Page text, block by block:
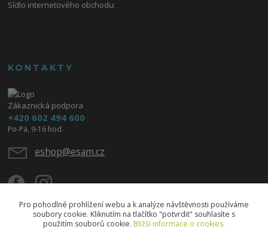
Sídlo internetového obchodu:
KONTAKTY
Zákaznická podpora
+420 602 494 600
Po-Pá, 9-16 hod.
eshop@esam.cz
Pro pohodlné prohlížení webu a k analýze návštěvnosti používáme
soubory cookie. Kliknutím na tlačítko "potvrdit" souhlasíte s
použitím souborů cookie. Bližší informace o cookies.